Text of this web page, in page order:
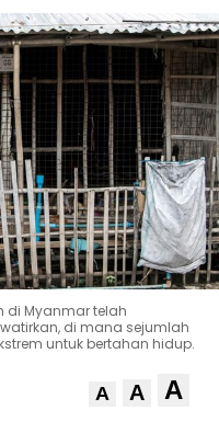
di Myanmar telah
di mana sejumlah
untuk bertahan hidup.
A A A